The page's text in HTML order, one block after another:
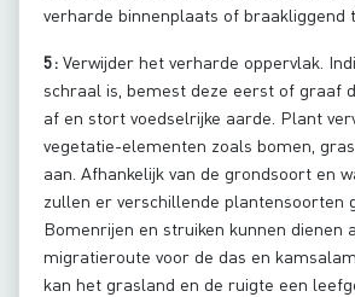
verharde binnenplaats of braakliggend
5: Verwijder het verharde oppervlak.
schraal is, bemest deze eerst of graaf
af en stort voedselrijke aarde. Plant
vegetatie-elementen zoals bomen,
aan. Afhankelijk van de grondsoort en
zullen er verschillende plantensoorten
Bomenrijen en struiken kunnen dienen
migratieroute voor de das en
kan het grasland en de ruigte een